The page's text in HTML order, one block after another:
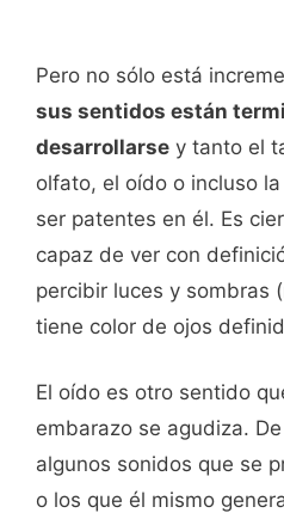
Pero no sólo está
sus sentidos están
desarrollarse y tanto el
olfato, el oído o incluso
ser patentes en él. Es
capaz de ver con
percibir luces y sombras
tiene color de ojos
El oído es otro sentido
embarazo se agudiza.
algunos sonidos que se
o los que él mismo